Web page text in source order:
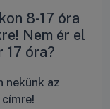
8-17 óra
Nem ér el
17 óra?
nekünk az